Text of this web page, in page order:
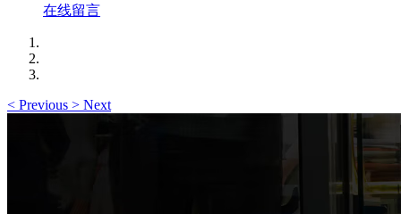
在线留言
< Previous > Next